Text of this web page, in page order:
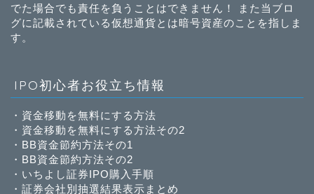
でた場合でも責任を負うことはできません！ また当ブロ
グに記載されている仮想通貨とは暗号資産のことを指しま
す。
IPO初心者お役立ち情報
・ 資金移動を無料にする方法
・ 資金移動を無料にする方法その2
・ BB資金節約方法その1
・ BB資金節約方法その2
・ いちよし証券IPO購入手順
・ 証券会社別抽選結果表示まとめ